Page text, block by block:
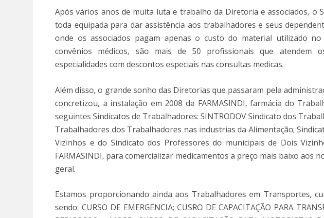
Após vários anos de muita luta e trabalho da Diretoria e associados, o
toda equipada para dar assistência aos trabalhadores e seus
onde os associados pagam apenas o custo do material utilizado
convênios médicos, são mais de 50 profissionais que atendem
especialidades com descontos especiais nas consultas medicas.
Além disso, o grande sonho das Diretorias que passaram pela
concretizou, a instalação em 2008 da FARMASINDI, farmácia do
seguintes Sindicatos de Trabalhadores: SINTRODOV Sindicato dos
Trabalhadores dos Trabalhadores nas industrias da Alimentação;
Vizinhos e do Sindicato dos Professores do municipais de Dois
FARMASINDI, para comercializar medicamentos a preço mais baixo aos
geral.
Estamos proporcionando ainda aos Trabalhadores em Transportes,
sendo: CURSO DE EMERGENCIA; CUSRO DE CAPACITAÇÃO PARA